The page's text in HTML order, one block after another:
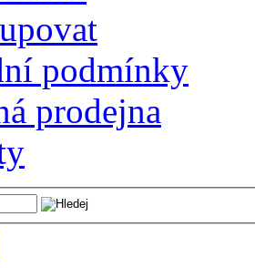
podmínky
prodejna